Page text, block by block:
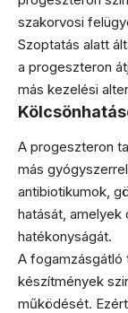
szakorvosi
Szoptatás alatt
a progeszteron
más kezelési
A progeszteron
más
antibiotikumok,
hatását,
hatékonyságát.
A fogamzásgátló
készítmények
működését.